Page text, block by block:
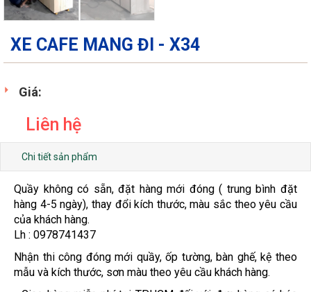
XE CAFE MANG ĐI - X34
Giá:
Liên hệ
Chi tiết sản phẩm
Quầy không có sẵn, đặt hàng mới đóng ( trung bình đặt
hàng 4-5 ngày), thay đổi kích thước, màu sắc theo yêu cầu
của khách hàng.
Lh : 0978741437
Nhận thi công đóng mới quầy, ốp tường, bàn ghế, kệ theo
mẫu và kích thước, sơn màu theo yêu cầu khách hàng.